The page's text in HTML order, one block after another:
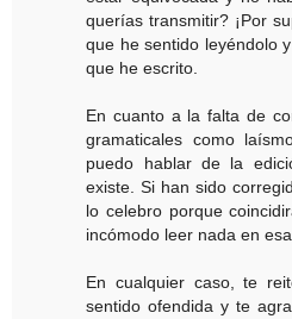
querías transmitir? ¡Por
que he sentido leyéndolo
que he escrito.
En cuanto a la falta de
gramaticales como
puedo hablar de la
existe. Si han sido
lo celebro porque
incómodo leer nada en
En cualquier caso, te
sentido ofendida y te